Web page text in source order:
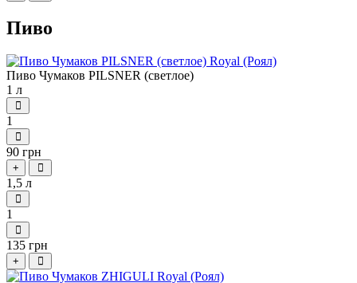
Пиво
Пиво Чумаков PILSNER (cветлое)
1 л
1
90 грн
+
1,5 л
1
135 грн
+